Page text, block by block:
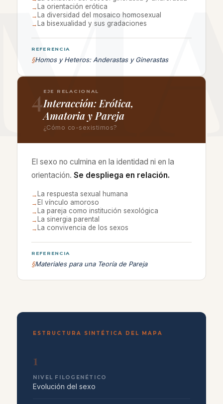
→ La orientación erótica
→ La diversidad del mosaico homosexual
→ La bisexualidad y sus gradaciones
REFERENCIA
§Homos y Heteros: Anderastas y Ginerastas
4EJE RELACIONAL
Interacción: Erótica,
Amatoria y Pareja
¿Cómo co-sexistimos?
El sexo no culmina en la identidad ni en la
orientación. Se despliega en relación.
→ La respuesta sexual humana
→ El vínculo amoroso
→ La pareja como institución sexológica
→ La sinergia parental
→ La convivencia de los sexos
REFERENCIA
§Materiales para una Teoría de Pareja
ESTRUCTURA SINTÉTICA DEL MAPA
1
NIVEL FILOGENÉTICO
Evolución del sexo